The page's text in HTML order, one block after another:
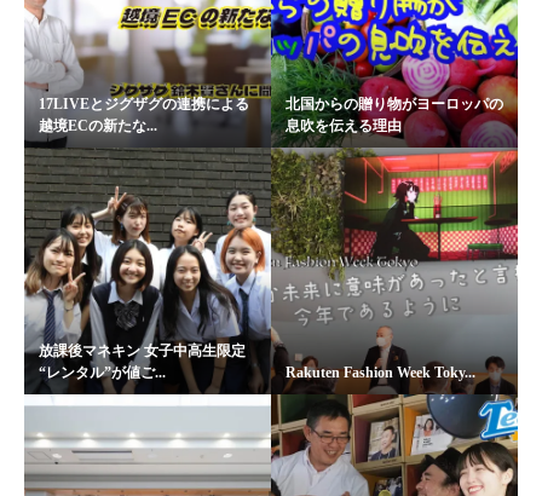
17LIVEとジグザグの連携による
越境ECの新たな...
北国からの贈り物がヨーロッパの
息吹を伝える理由
放課後マネキン 女子中高生限定
“レンタル”が値ご...
Rakuten Fashion Week Toky...